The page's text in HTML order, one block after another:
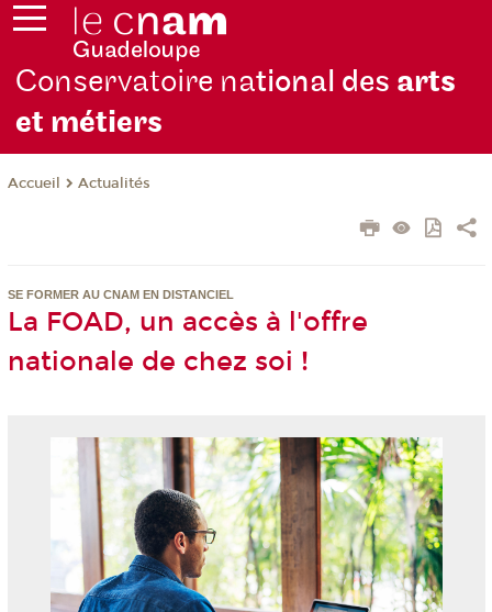
Conservatoire national des arts
et métiers
Accueil Actualités
SE FORMER AU CNAM EN DISTANCIEL
La FOAD, un accès à l'offre
nationale de chez soi !